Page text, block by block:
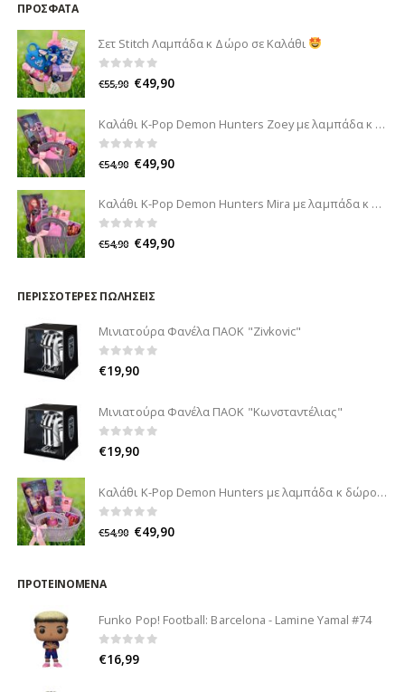
ΠΡΌΣΦΑΤΑ
Σετ Stitch Λαμπάδα κ Δώρο σε Καλάθι
out of 5
€55,90 €49,90
Καλάθι K-Pop Demon Hunters Zoey με λαμπάδα κ δώρο
out of 5
€54,90 €49,90
Καλάθι K-Pop Demon Hunters Mira με λαμπάδα κ δώρο
out of 5
€54,90 €49,90
ΠΕΡΙΣΣΌΤΕΡΕΣ ΠΩΛΉΣΕΙΣ
Μινιατούρα Φανέλα ΠΑΟΚ "Zivkovic"
0out of 5
€19,90
Μινιατούρα Φανέλα ΠΑΟΚ "Κωνσταντέλιας"
0out of 5
€19,90
Καλάθι K-Pop Demon Hunters με λαμπάδα κ δώρο
out of 5
€54,90 €49,90
ΠΡΟΤΕΙΝΌΜΕΝΑ
Funko Pop! Football: Barcelona - Lamine Yamal #74
0out of 5
€16,99